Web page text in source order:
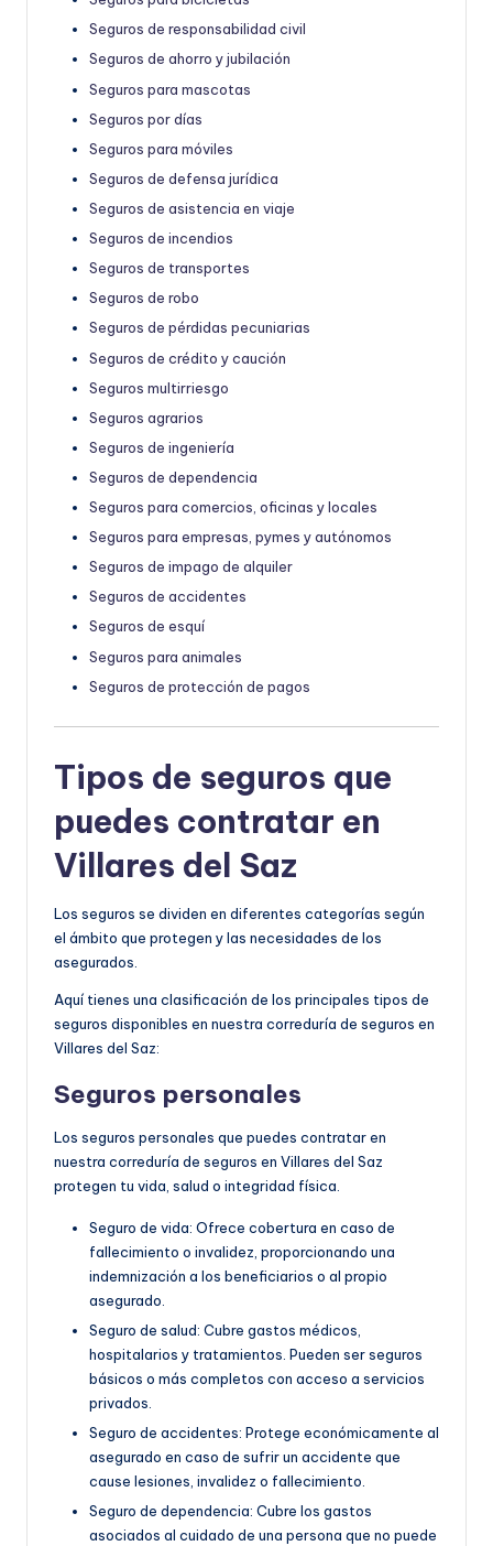
Seguros de responsabilidad civil
Seguros de ahorro y jubilación
Seguros para mascotas
Seguros por días
Seguros para móviles
Seguros de defensa jurídica
Seguros de asistencia en viaje
Seguros de incendios
Seguros de transportes
Seguros de robo
Seguros de pérdidas pecuniarias
Seguros de crédito y caución
Seguros multirriesgo
Seguros agrarios
Seguros de ingeniería
Seguros de dependencia
Seguros para comercios, oficinas y locales
Seguros para empresas, pymes y autónomos
Seguros de impago de alquiler
Seguros de accidentes
Seguros de esquí
Seguros para animales
Seguros de protección de pagos
Tipos de seguros que
puedes contratar en
Villares del Saz
Los seguros se dividen en diferentes categorías según
el ámbito que protegen y las necesidades de los
asegurados.
Aquí tienes una clasificación de los principales tipos de
seguros disponibles en nuestra correduría de seguros en
Villares del Saz:
Seguros personales
Los seguros personales que puedes contratar en
nuestra correduría de seguros en Villares del Saz
protegen tu vida, salud o integridad física.
Seguro de vida: Ofrece cobertura en caso de
fallecimiento o invalidez, proporcionando una
indemnización a los beneficiarios o al propio
asegurado.
Seguro de salud: Cubre gastos médicos,
hospitalarios y tratamientos. Pueden ser seguros
básicos o más completos con acceso a servicios
privados.
Seguro de accidentes: Protege económicamente al
asegurado en caso de sufrir un accidente que
cause lesiones, invalidez o fallecimiento.
Seguro de dependencia: Cubre los gastos
asociados al cuidado de una persona que no puede